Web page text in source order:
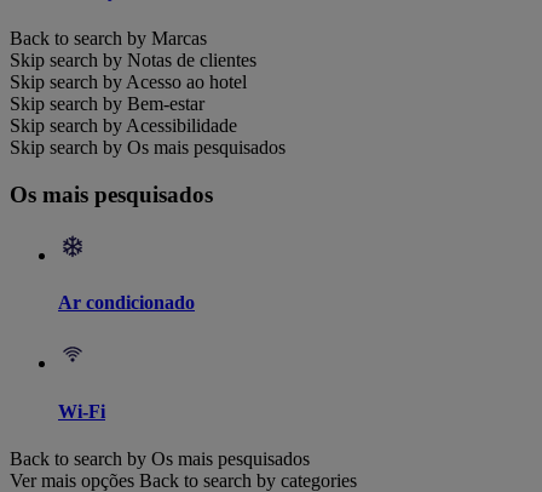
Back to search by Marcas
Skip search by Notas de clientes
Skip search by Acesso ao hotel
Skip search by Bem-estar
Skip search by Acessibilidade
Skip search by Os mais pesquisados
Os mais pesquisados
Ar condicionado
Wi-Fi
Back to search by Os mais pesquisados
Ver mais opções Back to search by categories